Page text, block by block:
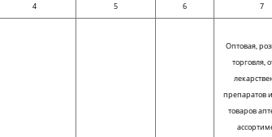
4 5 6 7
Оптовая,
торговля,
препаратов
товаров